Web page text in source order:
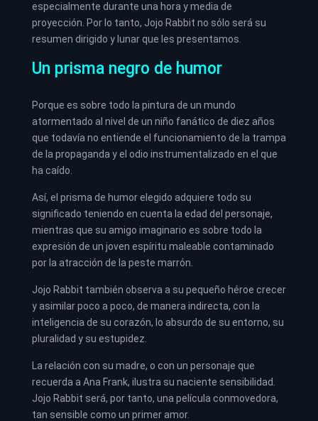
especialmente durante una hora y media de
proyección. Por lo tanto, Jojo Rabbit no sólo será su
resumen dirigido y lunar que les presentamos.
Un prisma negro de humor
Porque es sobre todo la pintura de un mundo
atormentado al nivel de un niño fanático de diez años
que todavía no entiende el funcionamiento de la trampa
de la propaganda y el odio instrumentalizado en el que
ha caído.
Así, el prisma de humor elegido adquiere todo su
significado teniendo en cuenta la edad del personaje,
mientras que su amigo imaginario es sobre todo la
expresión de un joven espíritu maleable contaminado
por la atracción de la peste marrón.
Jojo Rabbit también observa a su pequeño héroe crecer
y asimilar poco a poco, de manera indirecta, con la
inteligencia de su corazón, lo absurdo de su entorno, su
pluralidad y su estupidez.
La relación con su madre, o con un personaje que
recuerda a Ana Frank, ilustra su naciente sensibilidad.
Jojo Rabbit será, por tanto, una película conmovedora,
tan sensible como un primer amor.